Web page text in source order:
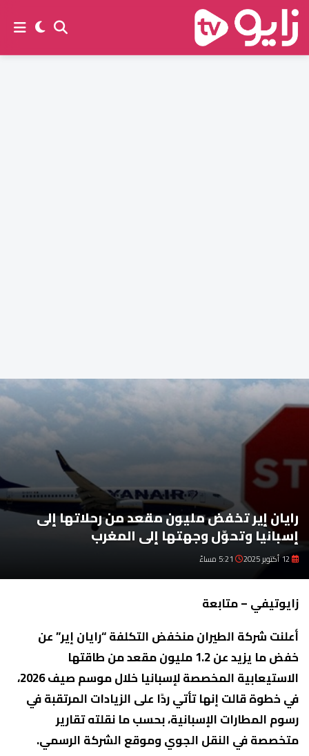
رايان إير تخفض مليون مقعد من رحلاتها إلى
إسبانيا وتحوّل وجهتها إلى المغرب
زايوتيفي – متابعة
أعلنت شركة الطيران منخفض التكلفة “رايان إير” عن
خفض ما يزيد عن 1.2 مليون مقعد من طاقتها
الاستيعابية المخصصة لإسبانيا خلال موسم صيف 2026،
في خطوة قالت إنها تأتي ردًا على الزيادات المرتقبة في
رسوم المطارات الإسبانية، بحسب ما نقلته تقارير
متخصصة في النقل الجوي وموقع الشركة الرسمي.